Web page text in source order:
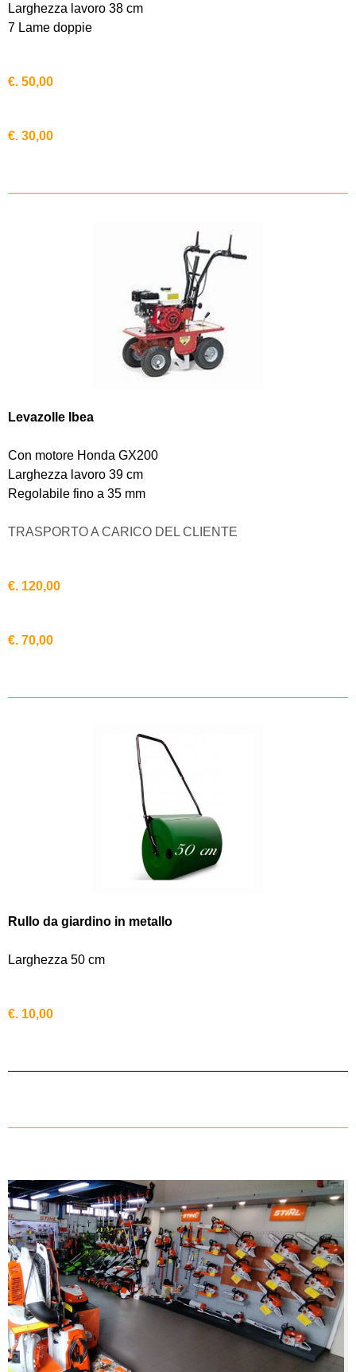
Larghezza lavoro 38 cm
7 Lame doppie
€. 50,00
€. 30,00
Levazolle Ibea
Con motore Honda GX200
Larghezza lavoro 39 cm
Regolabile fino a 35 mm
TRASPORTO A CARICO DEL CLIENTE
€. 120,00
€. 70,00
Rullo da giardino in metallo
Larghezza 50 cm
€. 10,00